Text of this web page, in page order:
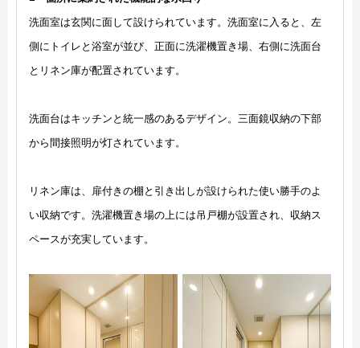
洗面室は玄関に面して設けられています。洗面室に入ると、左
側にトイレと浴室が並び、正面に洗濯機置き場、右側に洗面台
とリネン庫が配置されています。
洗面台はキッチンと統一感のあるデザイン。三面鏡収納の下部
から間接照明が灯されています。
リネン庫は、扉付きの棚と引き出しが設けられた使い勝手のよ
い収納です。洗濯機置き場の上には吊戸棚が設置され、収納ス
ペースが充実しています。